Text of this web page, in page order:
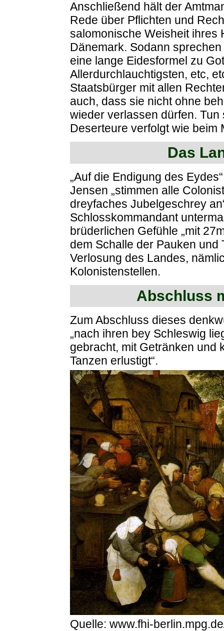
Anschließend hält der
Rede über Pflichten und
salomonische Weisheit ihres
Dänemark. Sodann
eine lange Eidesformel zu
Allerdurchlauchtigsten, etc,
Staatsbürger mit allen
auch, dass sie nicht ohne
wieder verlassen dürfen.
Deserteure verfolgt wie beim
Das
„Auf die Endigung des
Jensen „stimmen alle
dreyfaches Jubelgeschrey
Schlosskommandant
brüderlichen Gefühle „mit
dem Schalle der Pauken und
Verlosung des Landes,
Kolonistenstellen.
Abschluss
Zum Abschluss dieses
„nach ihren bey Schleswig
gebracht, mit Getränken und
Tanzen erlustigt“.
Quelle: www.fhi-